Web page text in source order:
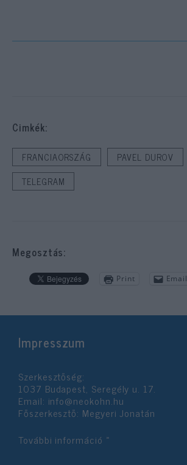
Cimkék:
FRANCIAORSZÁG
PAVEL DUROV
TELEGRAM
Megosztás:
Print Email
Impresszum
Szerkesztőség:
1037 Budapest, Seregély u. 17.
Email: info@neokohn.hu
Főszerkesztő: Megyeri Jonatán
További információ »